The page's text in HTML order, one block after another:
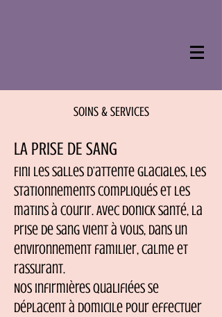
SOINS & SERVICES
LA PRISE DE SANG
Fini les salles d’attente glaciales, les
stationnements compliqués et les
matins à courir. Avec Donick Santé, la
prise de sang vient à vous, dans un
environnement familier, calme et
rassurant.
Nos infirmières qualifiées se
déplacent à domicile pour effectuer